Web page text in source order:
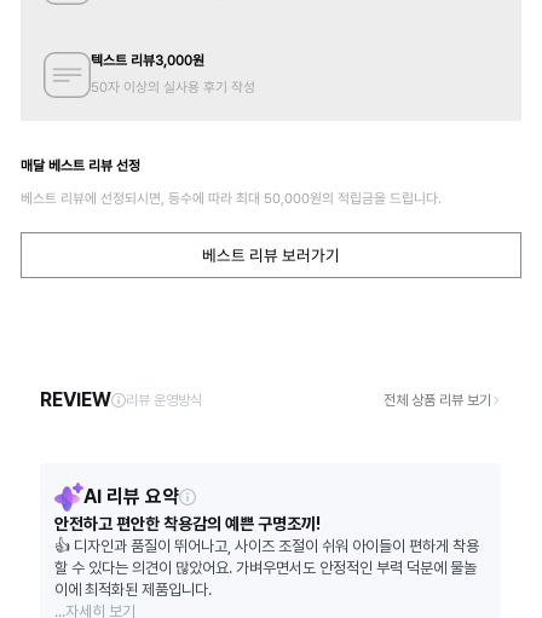
텍스트 리뷰3,000원
50자 이상의 실사용 후기 작성
매달 베스트 리뷰 선정
베스트 리뷰에 선정되시면, 등수에 따라 최대 50,000원의 적립금을 드립니다.
베스트 리뷰 보러가기